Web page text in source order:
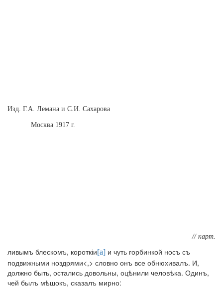
Изд. Г.А. Лемана и С.И. Сахарова
Москва 1917 г.
// карт.
ливымъ блескомъ, короткіи[a] и чуть горбинкой носъ съ
подвижными ноздрями<,> словно онъ все обнюхивалъ. И,
должно быть, остались довольны, оцѣнили человѣка. Одинъ,
чей былъ мѣшокъ, сказалъ мирно: